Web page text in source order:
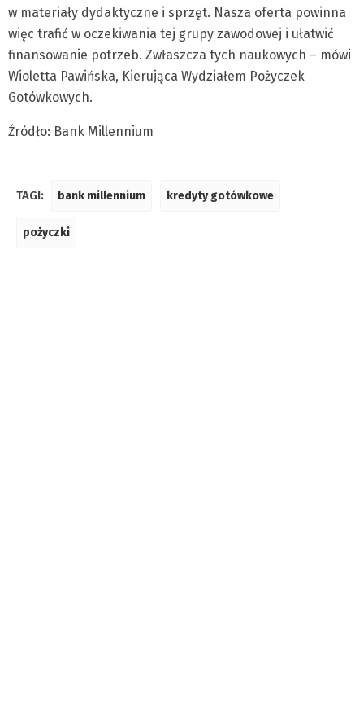
w materiały dydaktyczne i sprzęt. Nasza oferta powinna
więc trafić w oczekiwania tej grupy zawodowej i ułatwić
finansowanie potrzeb. Zwłaszcza tych naukowych – mówi
Wioletta Pawińska, Kierująca Wydziałem Pożyczek
Gotówkowych.
Źródło: Bank Millennium
TAGI: bank millennium kredyty gotówkowe
pożyczki